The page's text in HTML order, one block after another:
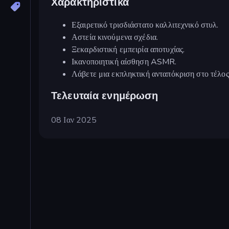
Εξαιρετικό τρισδιάστατο καλλιτεχνικό στυλ.
Αστεία κινούμενα σχέδια.
Ξεκαρδιστική εμπειρία αποτυχίας.
Ικανοποιητική αίσθηση ASMR.
Λάβετε μια εκπληκτική ανταπόκριση στο
Τελευταία ενημέρωση
08 Ιαν 2025